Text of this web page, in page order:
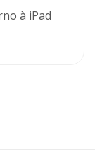
à iPad